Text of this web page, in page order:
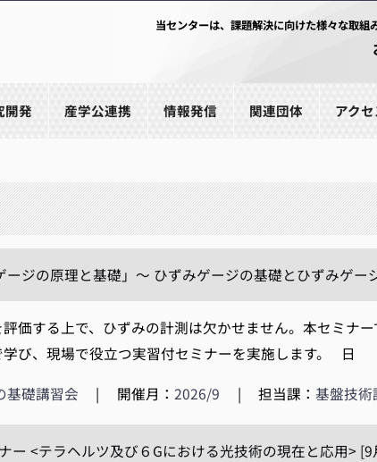
当センターは、課題解決に向けた様々な取組
開発 産学公連携 情報発信 関連団体 アク
ージの原理と基礎」～ ひずみゲージの基礎とひずみゲー
価する上で、ひずみの計測は欠かせません。本セミナ
学び、現場で役立つ実習付セミナーを実施します。
基礎講習会 | 開催月：2026/9 | 担当課：基盤技術
ー <テラヘルツ及び６Gにおける光技術の現在と応用> [9